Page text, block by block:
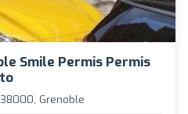
Smile Permis Permis
Grenoble